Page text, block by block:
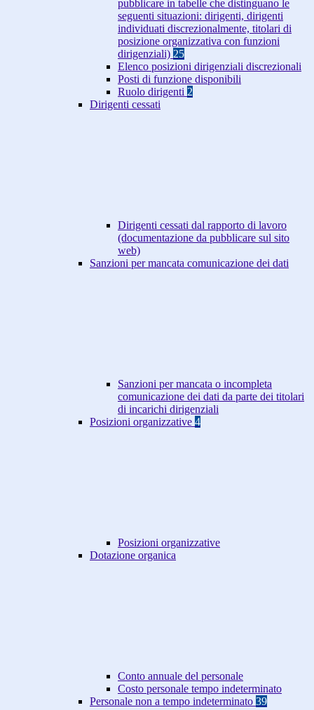
pubblicare in tabelle che distinguano le
seguenti situazioni: dirigenti, dirigenti
individuati discrezionalmente, titolari di
posizione organizzativa con funzioni
dirigenziali) 25
Elenco posizioni dirigenziali discrezionali
Posti di funzione disponibili
Ruolo dirigenti 2
Dirigenti cessati
Dirigenti cessati dal rapporto di lavoro
(documentazione da pubblicare sul sito
web)
Sanzioni per mancata comunicazione dei dati
Sanzioni per mancata o incompleta
comunicazione dei dati da parte dei titolari
di incarichi dirigenziali
Posizioni organizzative 4
Posizioni organizzative
Dotazione organica
Conto annuale del personale
Costo personale tempo indeterminato
Personale non a tempo indeterminato 39